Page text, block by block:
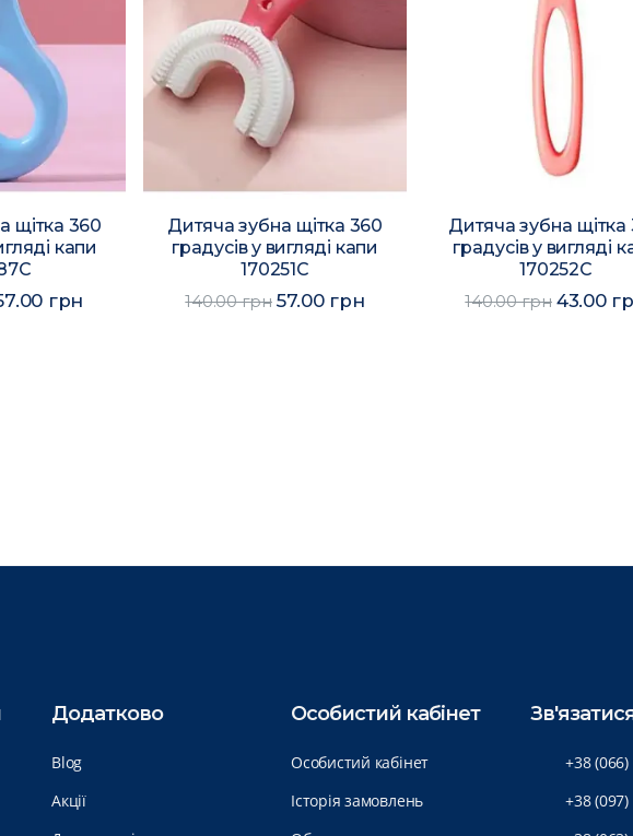
щітка 360
капи
грн
Дитяча зубна щітка 360
градусів у вигляді капи
170251C
140.00 грн 57.00 грн
Дитяча зубна щітка
градусів у вигляді
170252C
140.00 грн 43.00
Додатково
Blog
Акції
Особистий кабінет
Особистий кабінет
Історія замовлень
+38
+38